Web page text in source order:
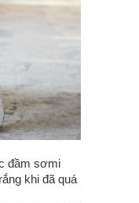
đầm sơmi
khi đã quá